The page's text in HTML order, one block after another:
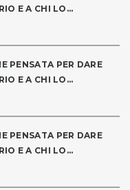
E A CHI LO...
PENSATA PER DARE
E A CHI LO...
PENSATA PER DARE
E A CHI LO...